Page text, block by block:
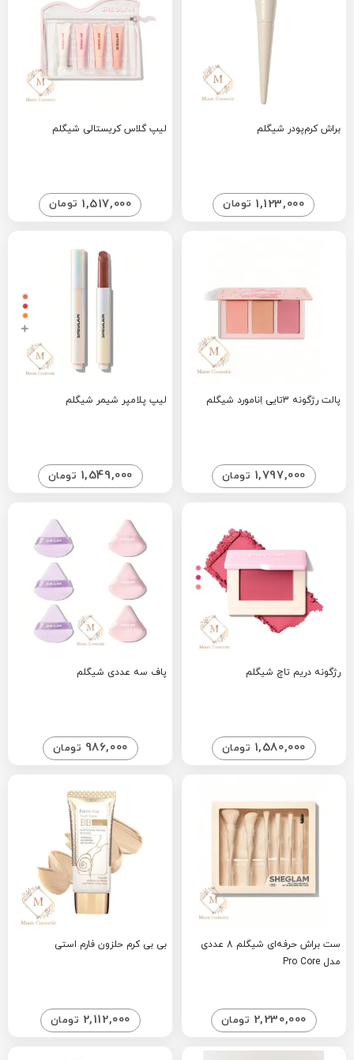
براش کرم‌پودر شیگلم
1,123,000 تومان
لیپ گلاس کریستالی شیگلم
1,517,000 تومان
پالت رژگونه 3تایی اِنامورد شیگلم
1,797,000 تومان
لیپ پلامپر شیمر شیگلم
1,549,000 تومان
رژگونه دریم تاچ شیگلم
1,580,000 تومان
پاف سه عددی شیگلم
986,000 تومان
ست براش حرفه‌ای شیگلم 8 عددی
مدل Pro Core
2,230,000 تومان
بی بی کرم حلزون فارم استی
2,112,000 تومان